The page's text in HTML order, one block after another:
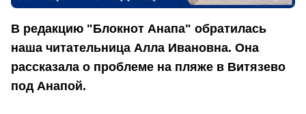
В редакцию "Блокнот Анапа" обратилась
наша читательница Алла Ивановна. Она
рассказала о проблеме на пляже в Витязево
под Анапой.